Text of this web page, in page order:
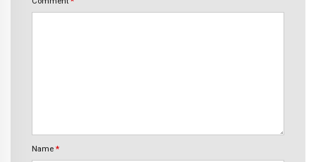
Name *